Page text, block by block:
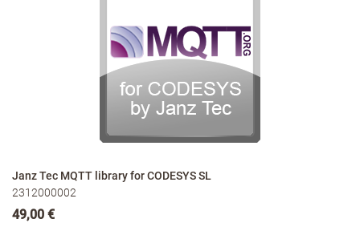
Janz Tec MQTT library for CODESYS SL
2312000002
49,00 €